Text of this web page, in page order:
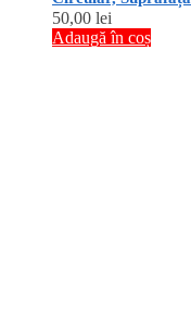
50,00 lei
Adaugă în coș